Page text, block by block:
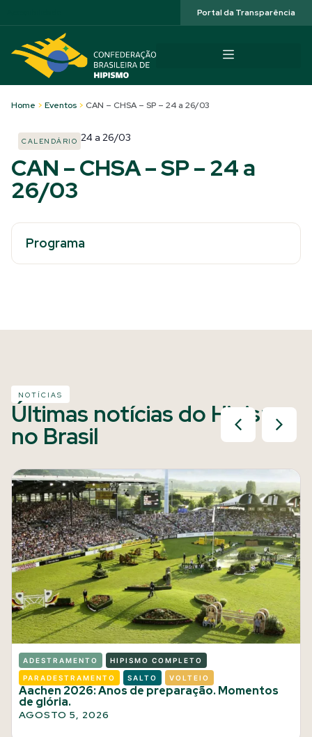
Portal da Transparência
Home > Eventos > CAN – CHSA – SP – 24 a 26/03
CALENDÁRIO 24 a 26/03
CAN – CHSA – SP – 24 a
26/03
Programa
NOTÍCIAS
Últimas notícias do Hipismo
no Brasil
ADESTRAMENTO HIPISMO COMPLETO
PARADESTRAMENTO SALTO VOLTEIO
Aachen 2026: Anos de preparação. Momentos
de glória.
AGOSTO 5, 2026